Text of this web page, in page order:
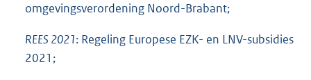
omgevingsverordening Noord-Brabant;
REES 2021: Regeling Europese EZK- en LNV-subsidies
2021;